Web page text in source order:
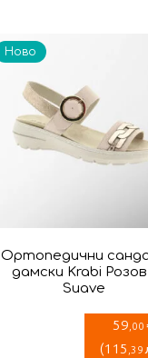
Ортопедични
дамски Krabi Розов
Suave
59 ,00
(115 ,39
Ново